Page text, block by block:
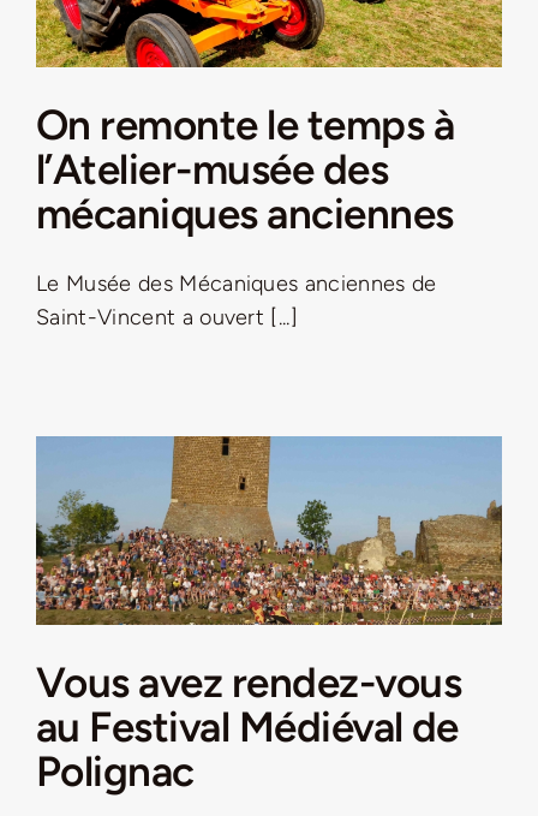
On remonte le temps à
l’Atelier-musée des
mécaniques anciennes
Le Musée des Mécaniques anciennes de
Saint-Vincent a ouvert [...]
Vous avez rendez-vous
au Festival Médiéval de
Polignac